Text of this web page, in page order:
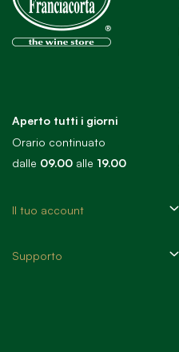
Aperto tutti i giorni
Orario continuato
dalle 09.00 alle 19.00
Il tuo account
Supporto